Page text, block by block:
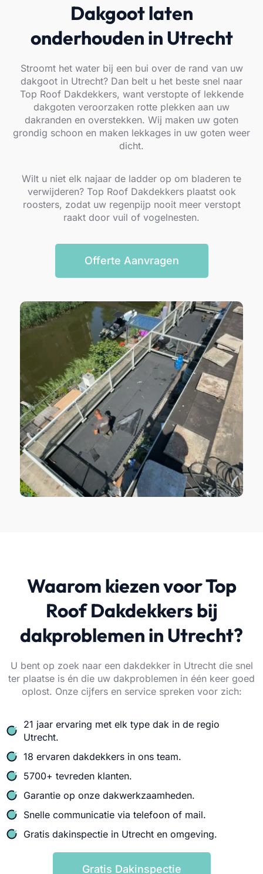
Dakgoot laten
onderhouden in Utrecht
Stroomt het water bij een bui over de rand van uw
dakgoot in Utrecht? Dan belt u het beste snel naar
Top Roof Dakdekkers, want verstopte of lekkende
dakgoten veroorzaken rotte plekken aan uw
dakranden en overstekken. Wij maken uw goten
grondig schoon en maken lekkages in uw goten weer
dicht.
Wilt u niet elk najaar de ladder op om bladeren te
verwijderen? Top Roof Dakdekkers plaatst ook
roosters, zodat uw regenpijp nooit meer verstopt
raakt door vuil of vogelnesten.
Offerte Aanvragen
Waarom kiezen voor Top
Roof Dakdekkers bij
dakproblemen in Utrecht?
U bent op zoek naar een dakdekker in Utrecht die snel
ter plaatse is én die uw dakproblemen in één keer goed
oplost. Onze cijfers en service spreken voor zich:
21 jaar ervaring met elk type dak in de regio
Utrecht.
18 ervaren dakdekkers in ons team.
5700+ tevreden klanten.
Garantie op onze dakwerkzaamheden.
Snelle communicatie via telefoon of mail.
Gratis dakinspectie in Utrecht en omgeving.
Gratis Dakinspectie